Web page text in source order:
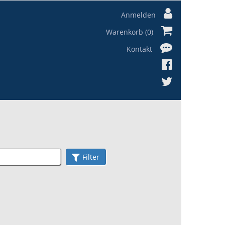
Anmelden
Warenkorb (0)
Kontakt